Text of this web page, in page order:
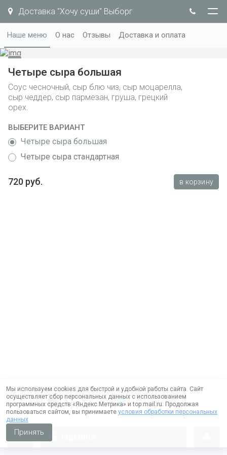
Доставка "Хочу суши" Выборг
Наше меню О нас Отзывы Доставка и оплата
Четыре сыра большая
Соус чесночный, сыр блю чиз, сыр моцарелла,
сыр чеддер, сыр пармезан, груша, грецкий
орех.
ВЫБЕРИТЕ ВАРИАНТ
Четыре сыра большая
Четыре сыра стандартная
720 руб. в корзину
Мы используем cookies для быстрой и удобной работы сайта. Сайт
осуществляет сбор персональных данных с использованием
программных средств «Яндекс.Метрика» и top.mail.ru. Продолжая
пользоваться сайтом, вы принимаете условия обработки персональных
данных
Принять